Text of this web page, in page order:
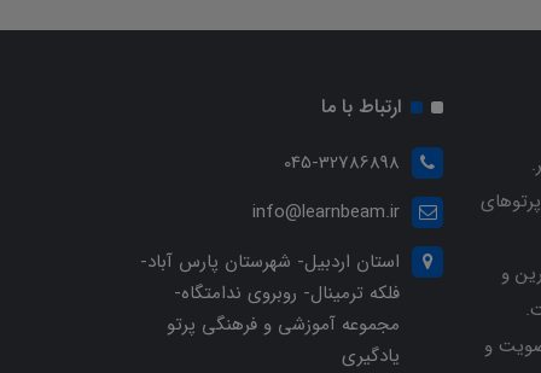
و
و
ارتباط با ما
045-32786898
info@learnbeam.ir
استان اردبیل- شهرستان پارس آباد-
فلکه ترمینال- روبروی ندامتگاه-
مجموعه آموزشی و فرهنگی پرتو
یادگیری